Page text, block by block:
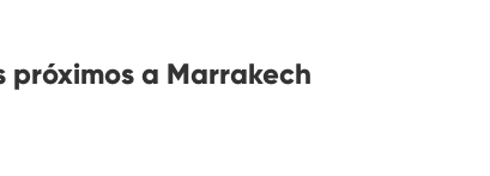
próximos a Marrakech